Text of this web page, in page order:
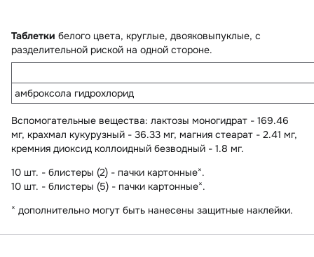
Таблетки белого цвета, круглые, двояковыпуклые, с
разделительной риской на одной стороне.
амброксола гидрохлорид
Вспомогательные вещества: лактозы моногидрат - 169.46
мг, крахмал кукурузный - 36.33 мг, магния стеарат - 2.41 мг,
кремния диоксид коллоидный безводный - 1.8 мг.
10 шт. - блистеры (2) - пачки картонные×.
10 шт. - блистеры (5) - пачки картонные×.
× дополнительно могут быть нанесены защитные наклейки.